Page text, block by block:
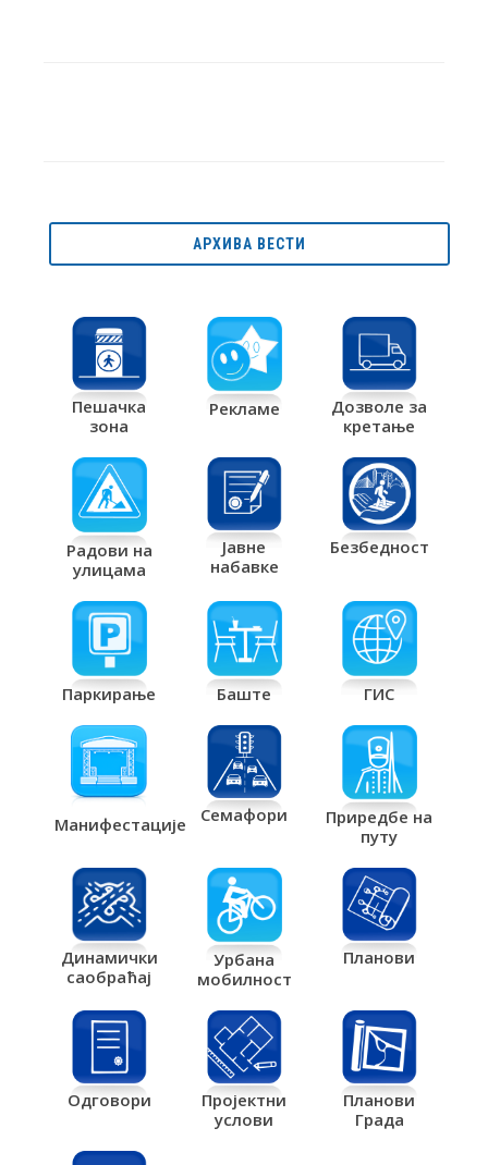
АРХИВА ВЕСТИ
Пешачка
зона
Рекламе
Дозволе за
кретање
Радови на
улицама
Јавне
набавке
Безбедност
Паркирање Баште ГИС
Манифестације Семафори
Приредбе на
путу
Динамички
саобраћај
Урбана
мобилност
Планови
Одговори
Пројектни
услови
Планови
Града